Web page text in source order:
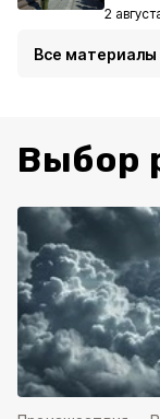
2
Все материалы
Выбор